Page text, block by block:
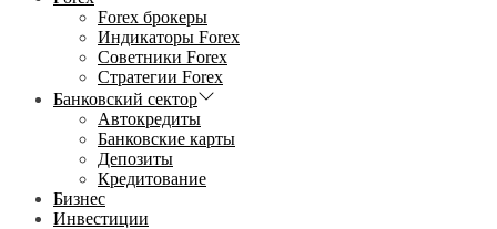
Forex брокеры
Индикаторы Forex
Советники Forex
Стратегии Forex
Банковский сектор
Автокредиты
Банковские карты
Депозиты
Кредитование
Бизнес
Инвестиции